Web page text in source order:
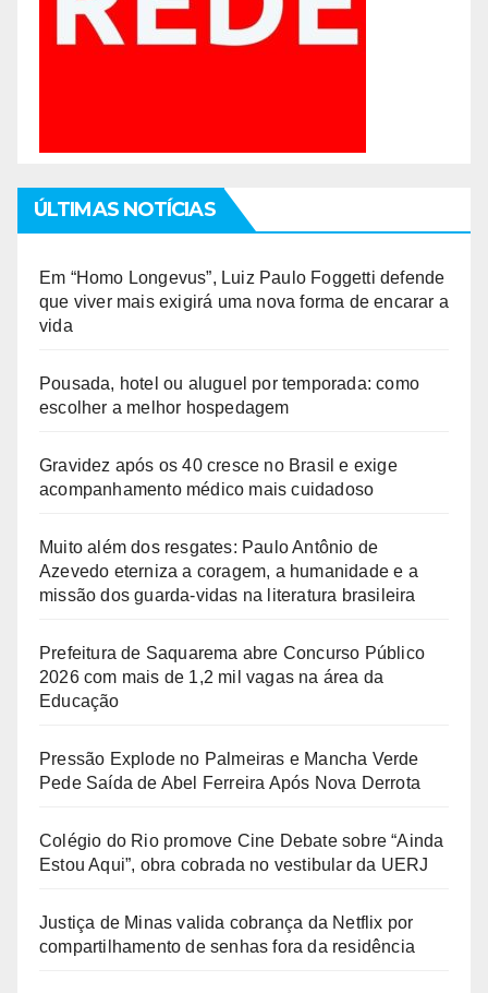
ÚLTIMAS NOTÍCIAS
Em “Homo Longevus”, Luiz Paulo Foggetti defende
que viver mais exigirá uma nova forma de encarar a
vida
Pousada, hotel ou aluguel por temporada: como
escolher a melhor hospedagem
Gravidez após os 40 cresce no Brasil e exige
acompanhamento médico mais cuidadoso
Muito além dos resgates: Paulo Antônio de
Azevedo eterniza a coragem, a humanidade e a
missão dos guarda-vidas na literatura brasileira
Prefeitura de Saquarema abre Concurso Público
2026 com mais de 1,2 mil vagas na área da
Educação
Pressão Explode no Palmeiras e Mancha Verde
Pede Saída de Abel Ferreira Após Nova Derrota
Colégio do Rio promove Cine Debate sobre “Ainda
Estou Aqui”, obra cobrada no vestibular da UERJ
Justiça de Minas valida cobrança da Netflix por
compartilhamento de senhas fora da residência